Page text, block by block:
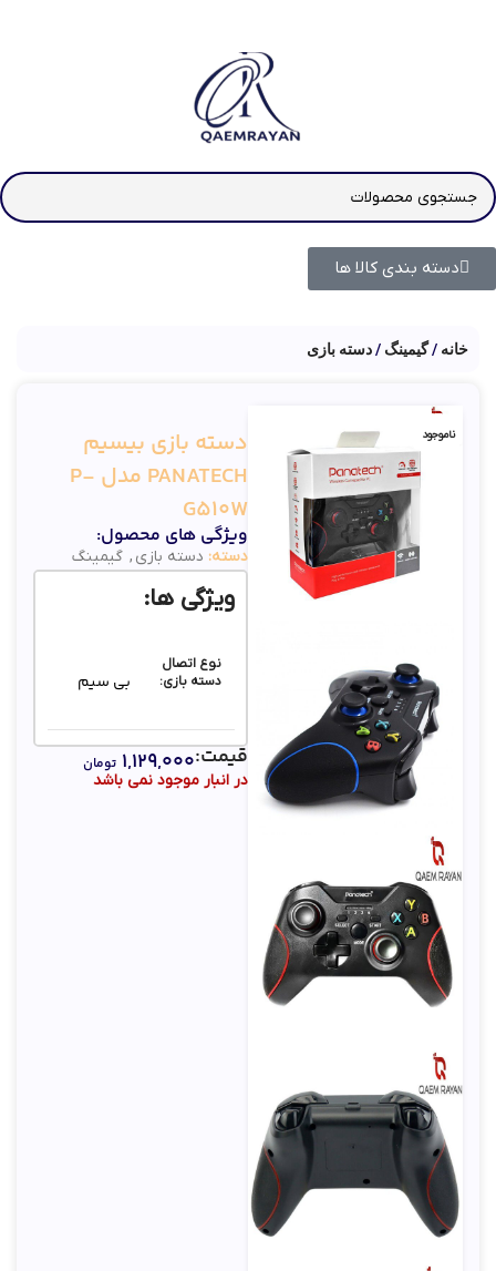
دسته بندی کالا ها
خانه گیمینگ دسته بازی
ناموجود
دسته بازی بیسیم
PANATECH مدل P-
G510W
ویژگی های محصول:
دسته: دسته بازی , گیمینگ
ویژگی ها:
نوع اتصال
دسته بازی:
بی سیم
باتری
داخلی:
✅
در انبار موجود نمی باشد
قیمت:۱,۱۲۹,۰۰۰ تومان